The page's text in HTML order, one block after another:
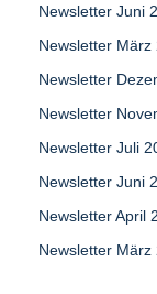
Newsletter Juni
Newsletter März
Newsletter
Newsletter
Newsletter Juli
Newsletter Juni
Newsletter April
Newsletter März